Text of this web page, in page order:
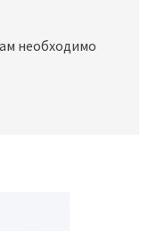
необходимо